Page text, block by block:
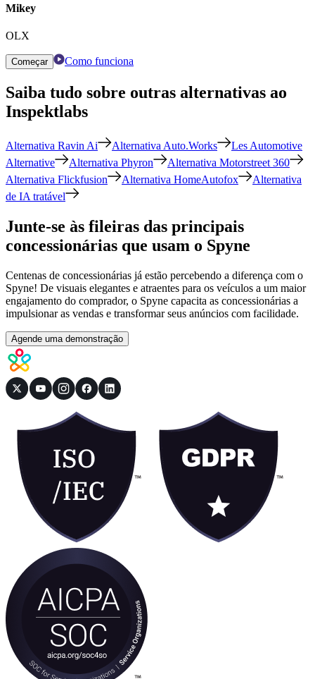
Mikey
OLX
Começar Como funciona
Saiba tudo sobre outras alternativas ao
Inspektlabs
Alternativa Ravin Ai Alternativa Auto.Works
Les Automotive
Alternative
Alternativa Phyron
Alternativa Motorstreet 360
Alternativa Flickfusion
Alternativa HomeAutofox
Alternativa
de IA tratável
Junte-se às fileiras das principais
concessionárias que usam o Spyne
Centenas de concessionárias já estão percebendo a diferença com o
Spyne! De visuais elegantes e atraentes para os veículos a um maior
engajamento do comprador, o Spyne capacita as concessionárias a
impulsionar as vendas e transformar seus anúncios com facilidade.
Agende uma demonstração